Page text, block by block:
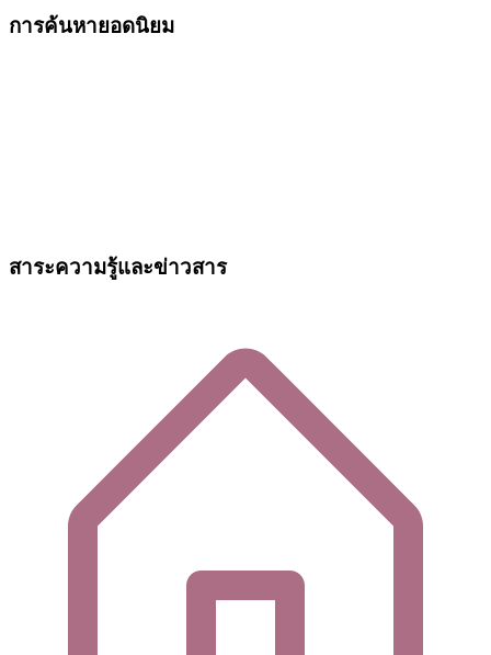
การค้นหายอดนิยม
สาระความรู้และข่าวสาร